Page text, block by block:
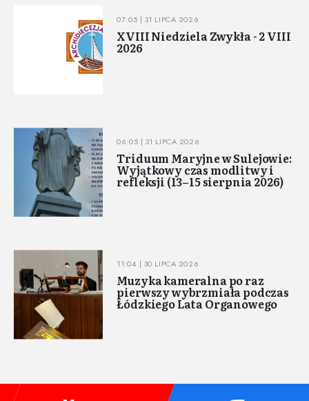
07:05 | 31 LIPCA 2026
XVIII Niedziela Zwykła - 2 VIII
2026
06:05 | 31 LIPCA 2026
Triduum Maryjne w Sulejowie:
Wyjątkowy czas modlitwy i
refleksji (13–15 sierpnia 2026)
11:04 | 30 LIPCA 2026
Muzyka kameralna po raz
pierwszy wybrzmiała podczas
Łódzkiego Lata Organowego